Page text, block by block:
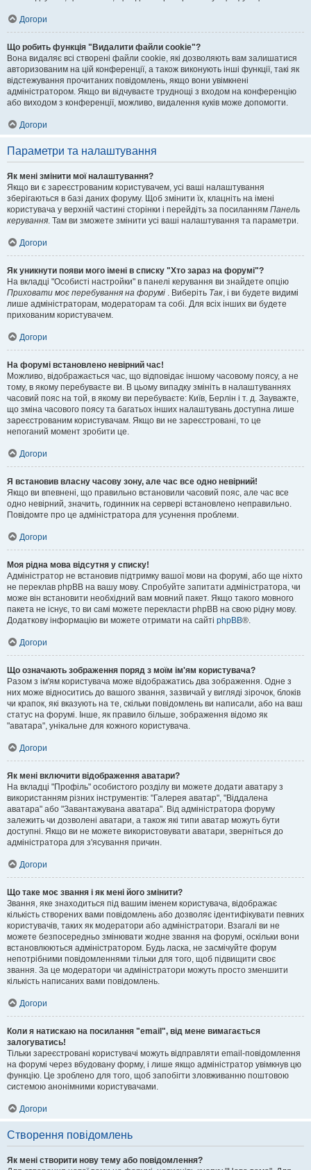
Догори
Що робить функція "Видалити файли cookie"?
Вона видаляє всі створені файли cookie, які дозволяють вам залишатися
авторизованим на цій конференції, а також виконують інші функції, такі як
відстежування прочитаних повідомлень, якщо вони увімкнені
адміністратором. Якщо ви відчуваєте труднощі з входом на конференцію
або виходом з конференції, можливо, видалення куків може допомогти.
Догори
Параметри та налаштування
Як мені змінити мої налаштування?
Якщо ви є зареєстрованим користувачем, усі ваші налаштування
зберігаються в базі даних форуму. Щоб змінити їх, клацніть на імені
користувача у верхній частині сторінки і перейдіть за посиланням Панель
керування. Там ви зможете змінити усі ваші налаштування та параметри.
Догори
Як уникнути появи мого імені в списку "Хто зараз на форумі"?
На вкладці "Особисті настройки" в панелі керування ви знайдете опцію
Приховати моє перебування на форумі . Виберіть Так, і ви будете видимі
лише адміністраторам, модераторам та собі. Для всіх інших ви будете
прихованим користувачем.
Догори
На форумі встановлено невірний час!
Можливо, відображається час, що відповідає іншому часовому поясу, а не
тому, в якому перебуваєте ви. В цьому випадку змініть в налаштуваннях
часовий пояс на той, в якому ви перебуваєте: Київ, Берлін і т. д. Зауважте,
що зміна часового поясу та багатьох інших налаштувань доступна лише
зареєстрованим користувачам. Якщо ви не зареєстровані, то це
непоганий момент зробити це.
Догори
Я встановив власну часову зону, але час все одно невірний!
Якщо ви впевнені, що правильно встановили часовий пояс, але час все
одно невірний, значить, годинник на сервері встановлено неправильно.
Повідомте про це адміністратора для усунення проблеми.
Догори
Моя рідна мова відсутня у списку!
Адміністратор не встановив підтримку вашої мови на форумі, або ще ніхто
не переклав phpBB на вашу мову. Спробуйте запитати адміністратора, чи
може він встановити необхідний вам мовний пакет. Якщо такого мовного
пакета не існує, то ви самі можете перекласти phpBB на свою рідну мову.
Додаткову інформацію ви можете отримати на сайті phpBB®.
Догори
Що означають зображення поряд з моїм ім'ям користувача?
Разом з ім'ям користувача може відображатись два зображення. Одне з
них може відноситись до вашого звання, зазвичай у вигляді зірочок, блоків
чи крапок, які вказують на те, скільки повідомлень ви написали, або на ваш
статус на форумі. Інше, як правило більше, зображення відомо як
"аватара", унікальне для кожного користувача.
Догори
Як мені включити відображення аватари?
На вкладці "Профіль" особистого розділу ви можете додати аватару з
використанням різних інструментів: "Галерея аватар", "Віддалена
аватара" або "Завантажувана аватара". Від адміністратора форуму
залежить чи дозволені аватари, а також які типи аватар можуть бути
доступні. Якщо ви не можете використовувати аватари, зверніться до
адміністратора для з'ясування причин.
Догори
Що таке моє звання і як мені його змінити?
Звання, яке знаходиться під вашим іменем користувача, відображає
кількість створених вами повідомлень або дозволяє ідентифікувати певних
користувачів, таких як модератори або адміністратори. Взагалі ви не
можете безпосередньо змінювати жодне звання на форумі, оскільки вони
встановлюються адміністратором. Будь ласка, не засмічуйте форум
непотрібними повідомленнями тільки для того, щоб підвищити своє
звання. За це модератори чи адміністратори можуть просто зменшити
кількість написаних вами повідомлень.
Догори
Коли я натискаю на посилання "email", від мене вимагається
залогуватись!
Тільки зареєстровані користувачі можуть відправляти email-повідомлення
на форумі через вбудовану форму, і лише якщо адміністратор увімкнув цю
функцію. Це зроблено для того, щоб запобігти зловживанню поштовою
системою анонімними користувачами.
Догори
Створення повідомлень
Як мені створити нову тему або повідомлення?